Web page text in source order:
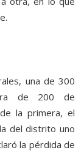
una de 300
de 200 de
la primera, el
del distrito uno
la pérdida de